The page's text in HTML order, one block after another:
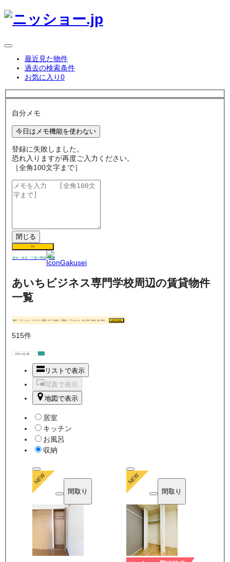
最近見た物件
過去の検索条件
お気に入り0
自分メモ
今日はメモ機能を使わない
登録に失敗しました。
恐れ入りますが再度ご入力ください。
［全角100文字まで］
閉じる
保存
愛知・岐阜・三重の学生 賃貸
あいちビジネス専門学校周辺の賃貸物件
一覧
条件 マンション・アパート / 家賃（0 〜 70,000） / 間取り（ワンルーム・1K, 1DK, 1LDK, 2K, 2DK） 条件を指定
515件
リストで表示
写真で表示
地図で表示
居室
キッチン
お風呂
収納
間取り 間取り